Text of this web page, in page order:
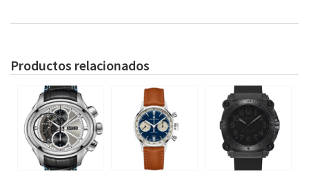
Productos relacionados